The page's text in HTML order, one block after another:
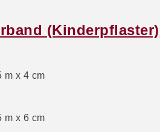
(Kinderpflaster)
m x 4 cm
m x 6 cm